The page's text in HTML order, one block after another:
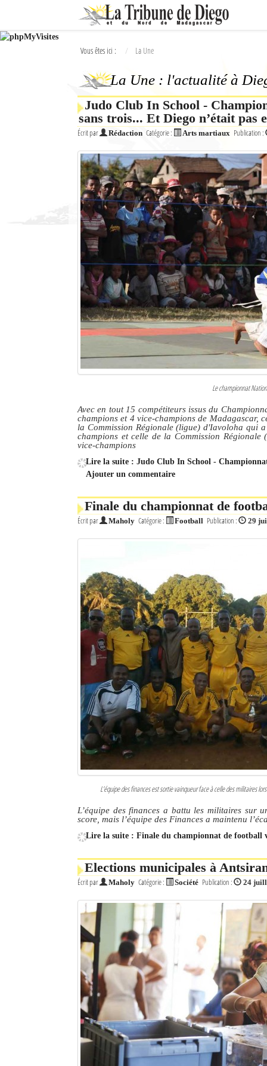
Ok
L'actualité à Diego Suarez
Le Nord de Madagascar
L'actualité du tourisme
Diego Suarez Pratique
Les Petites Annonces
La Tribune de Diego en PDF
Connexion
Identifiant oublié ?
Mot de passe oublié ?
Vous êtes ici : La Une
La Une : l'actualité à
Judo Club In School -
sans trois... Et Diego n’était pas
Écrit par Rédaction Catégorie : Arts martiaux Publication :
Le championnat
Avec en tout 15 compétiteurs issus du
champions et 4 vice-champions de Madagascar,
la Commission Régionale (ligue) d'Iavoloha qui
champions et celle de la Commission
vice-champions
Lire la suite : Judo Club In School -
Ajouter un commentaire
Finale du championnat de
Écrit par Maholy Catégorie : Football Publication : 29
L’équipe des finances est sortie vainqueur face à celle des militaires
L’équipe des finances a battu les militaires sur
score, mais l’équipe des Finances a maintenu
Lire la suite : Finale du championnat de football
Elections municipales à
Écrit par Maholy Catégorie : Société Publication : 24